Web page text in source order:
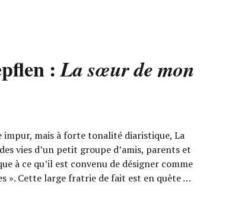
:La sœur de mon
impur, mais à forte tonalité diaristique, La
vies d’un petit groupe d’amis, parents et
à ce qu’il est convenu de désigner comme
». Cette large fratrie de fait est en quête …